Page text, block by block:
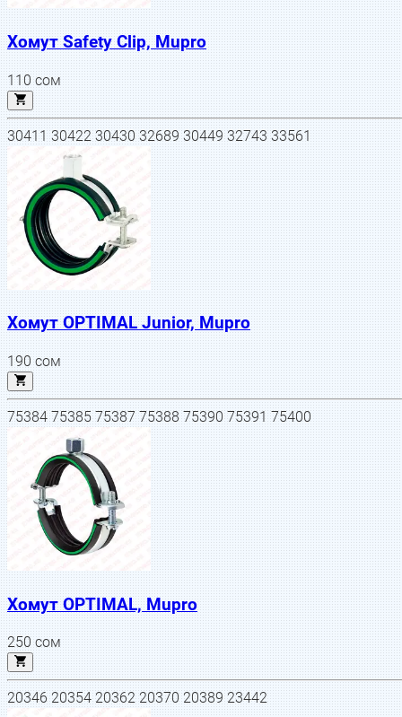
Хомут Safety Clip, Mupro
110сом
30411 30422 30430 32689 30449 32743 33561
Хомут OPTIMAL Junior, Mupro
190сом
75384 75385 75387 75388 75390 75391 75400
Хомут OPTIMAL, Mupro
250сом
20346 20354 20362 20370 20389 23442